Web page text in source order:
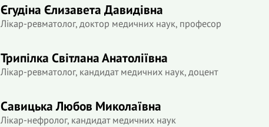
Єгудіна Єлизавета Давидівна
Лікар-ревматолог, доктор медичних наук, професор
Трипілка Світлана Анатоліївна
Лікар-ревматолог, кандидат медичних наук, доцент
Савицька Любов Миколаївна
Лікар-нефролог, кандидат медичних наук